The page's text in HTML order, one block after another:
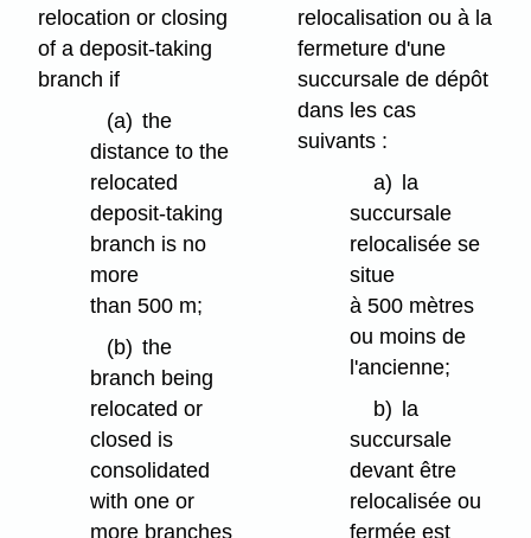
relocation or closing
of a deposit-taking
branch if
(a) the
distance to the
relocated
deposit-taking
branch is no
more
than 500 m;
(b) the
branch being
relocated or
closed is
consolidated
with one or
more branches
relocalisation ou à la
fermeture d'une
succursale de dépôt
dans les cas
suivants :
a) la
succursale
relocalisée se
situe
à 500 mètres
ou moins de
l'ancienne;
b) la
succursale
devant être
relocalisée ou
fermée est